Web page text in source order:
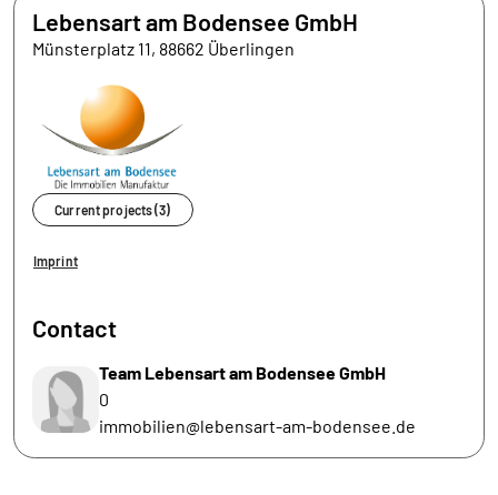
Lebensart am Bodensee GmbH
Münsterplatz 11, 88662 Überlingen
Current projects (3)
Imprint
Contact
Team Lebensart am Bodensee GmbH
0
immobilien@lebensart-am-bodensee.de